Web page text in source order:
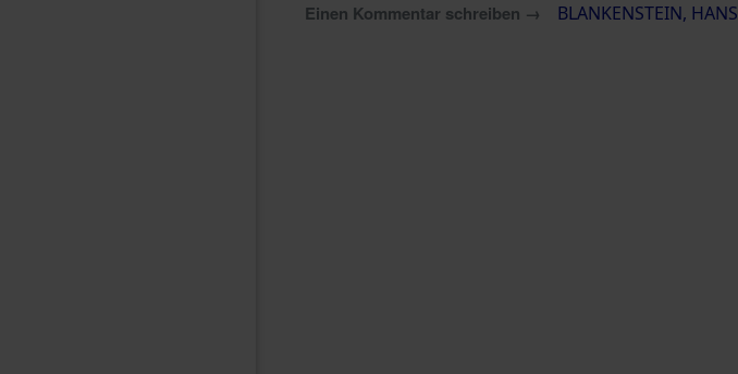
Einen Kommentar schreiben → BLANKENSTEIN, HANS